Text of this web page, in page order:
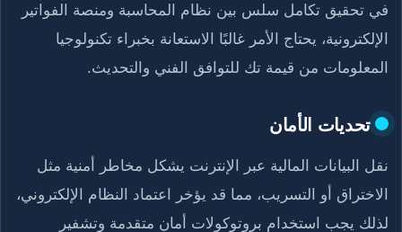
في تحقيق تكامل سلس بين نظام المحاسبة ومنصة الفواتير
الإلكترونية، يحتاج الأمر غالبًا الاستعانة بخبراء تكنولوجيا
المعلومات من قيمة تك للتوافق الفني والتحديث.
تحديات الأمان
نقل البيانات المالية عبر الإنترنت يشكل مخاطر أمنية مثل
الاختراق أو التسريب، مما قد يؤخر اعتماد النظام الإلكتروني،
لذلك يجب استخدام بروتوكولات أمان متقدمة وتشفير